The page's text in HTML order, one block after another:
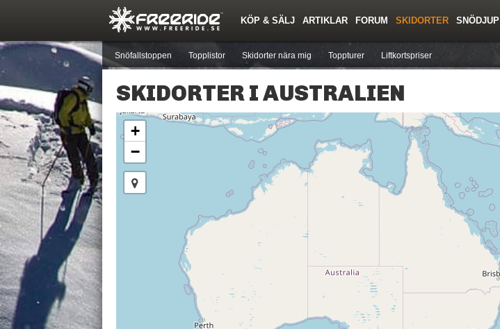
KÖP & SÄLJ ARTIKLAR
Nyheter Quiz Events
FORUM
Nya inlägg Forumlista
SKIDORTER
Snöfallstoppen Topplistor Skidorter nära mig Toppturer Liftkortspriser
SNÖDJUP
Skidor Pjäxor
Årets Krasch
SKIDORTER I AUSTRALIEN
+
−